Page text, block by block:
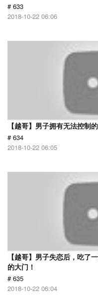
# 633
2018-10-22 06:06
【越哥】男子拥有无法控制
# 634
2018-10-22 06:05
【越哥】男子失恋后，吃了
的大门！
# 635
2018-10-22 06:04